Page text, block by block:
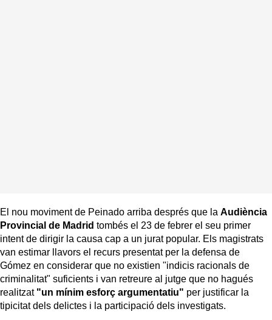
El nou moviment de Peinado arriba després que la Audiència
Provincial de Madrid tombés el 23 de febrer el seu primer
intent de dirigir la causa cap a un jurat popular. Els magistrats
van estimar llavors el recurs presentat per la defensa de
Gómez en considerar que no existien "indicis racionals de
criminalitat" suficients i van retreure al jutge que no hagués
realitzat "un mínim esforç argumentatiu" per justificar la
tipicitat dels delictes i la participació dels investigats.